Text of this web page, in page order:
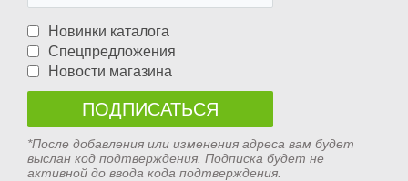
Новинки каталога
Спецпредложения
Новости магазина
*После добавления или изменения адреса вам будет
выслан код подтверждения. Подписка будет не
активной до ввода кода подтверждения.